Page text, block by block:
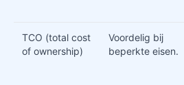
TCO (total cost
of ownership)
Voordelig bij
beperkte eisen.